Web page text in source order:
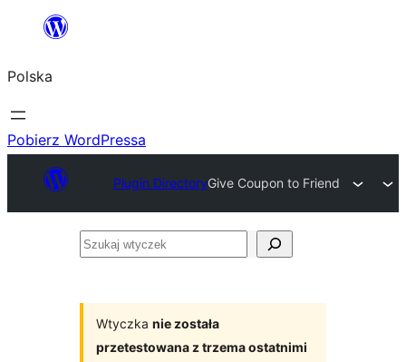
Przejdź
treści
Polska
Pobierz WordPressa
Plugin DirectoryGive Coupon to Friend
Szukaj
Wtyczka nie została
przetestowana z trzema ostatnimi